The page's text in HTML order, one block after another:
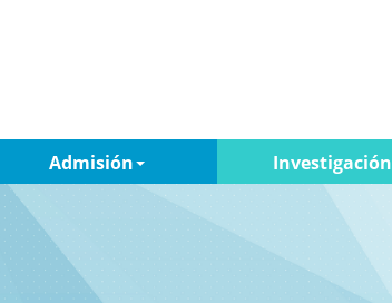
Admisión Investigación